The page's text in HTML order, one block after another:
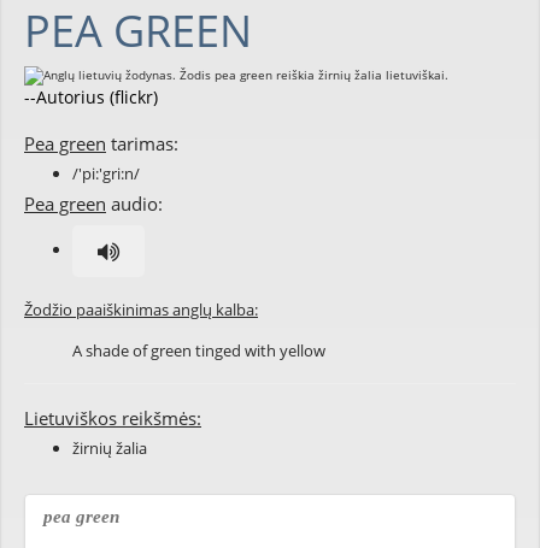
PEA GREEN
--Autorius (flickr)
Pea green tarimas:
/'pi:'gri:n/
Pea green audio:
Žodžio paaiškinimas anglų kalba:
A shade of green tinged with yellow
Lietuviškos reikšmės:
žirnių žalia
pea green